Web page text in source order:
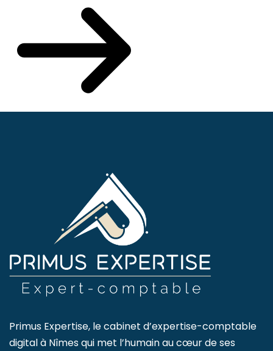
Primus Expertise, le cabinet d’expertise-comptable
digital à Nîmes qui met l’humain au cœur de ses